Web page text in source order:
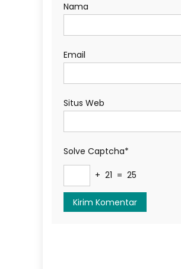
Nama
Email
Situs Web
Solve Captcha*
+ 21 = 25